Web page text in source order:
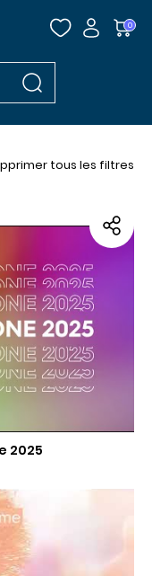
0
et aller au pied
Rechercher
tous les filtres
2025